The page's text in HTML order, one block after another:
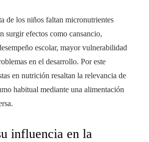
de los niños faltan micronutrientes
surgir efectos como cansancio,
escolar, mayor vulnerabilidad
en el desarrollo. Por este
en nutrición resaltan la relevancia de
habitual mediante una alimentación
influencia en la